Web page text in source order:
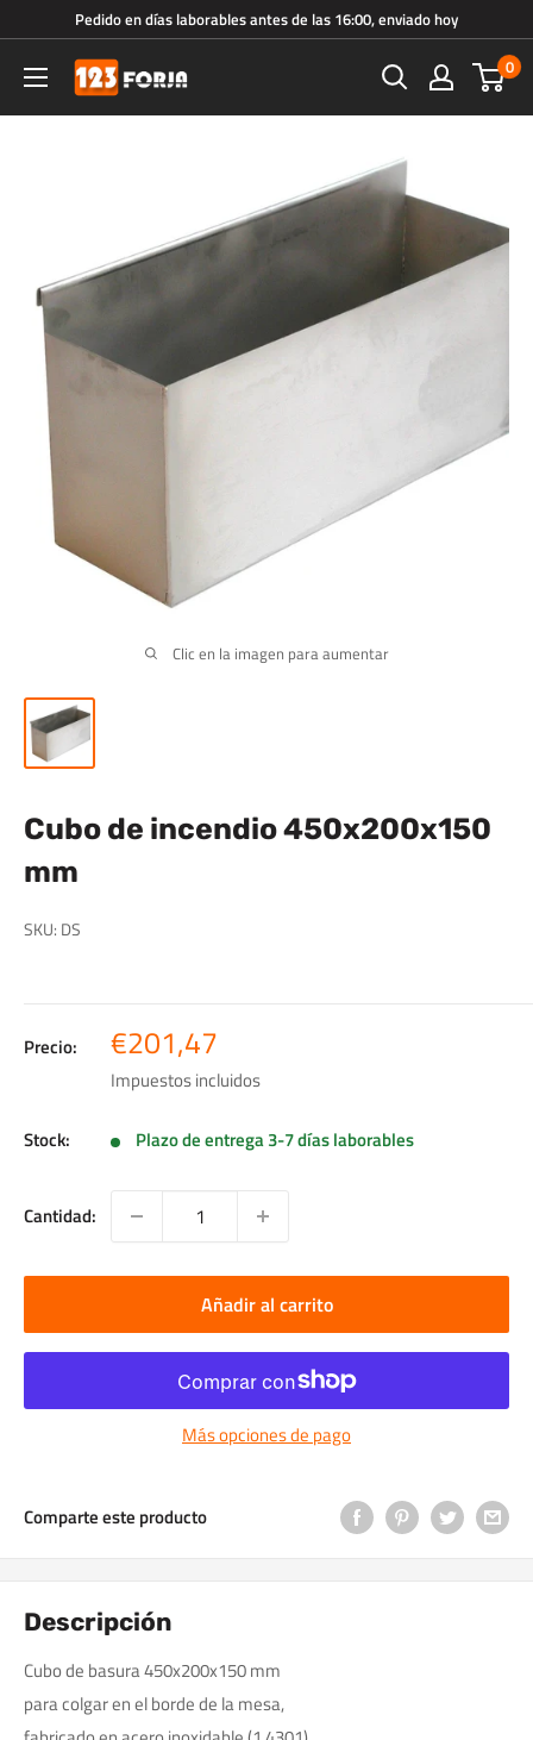
directamente
contenido
Pedido en días laborables antes de las 16:00, enviado hoy
123forja.es 0
Clic en la imagen para aumentar
Cubo de incendio 450x200x150
mm
SKU: DS
Precio: Precio
de
venta
€201,47
Impuestos incluidos
Stock: Plazo de entrega 3-7 días laborables
Cantidad:
Añadir al carrito
Más opciones de pago
Comparte este producto
Descripción
Cubo de basura 450x200x150 mm
para colgar en el borde de la mesa,